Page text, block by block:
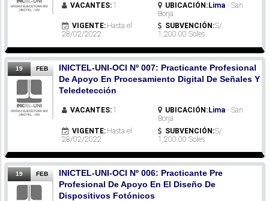
VACANTES: 1 UBICACIÓN:Lima - San
Borja
VIGENTE: Hasta el
28/02/2022
SUBVENCIÓN:S/.
1,200.00 Soles
19 FEB
INICTEL-UNI-OCI Nº 007: Practicante Profesional
De Apoyo En Procesamiento Digital De Señales Y
Teledetección
VACANTES: 1 UBICACIÓN: Lima - San
Borja
VIGENTE: Hasta el
28/02/2022
SUBVENCIÓN:S/.
1,200.00 Soles
19 FEB
INICTEL-UNI-OCI Nº 006: Practicante Pre
Profesional De Apoyo En El Diseño De
Dispositivos Fotónicos